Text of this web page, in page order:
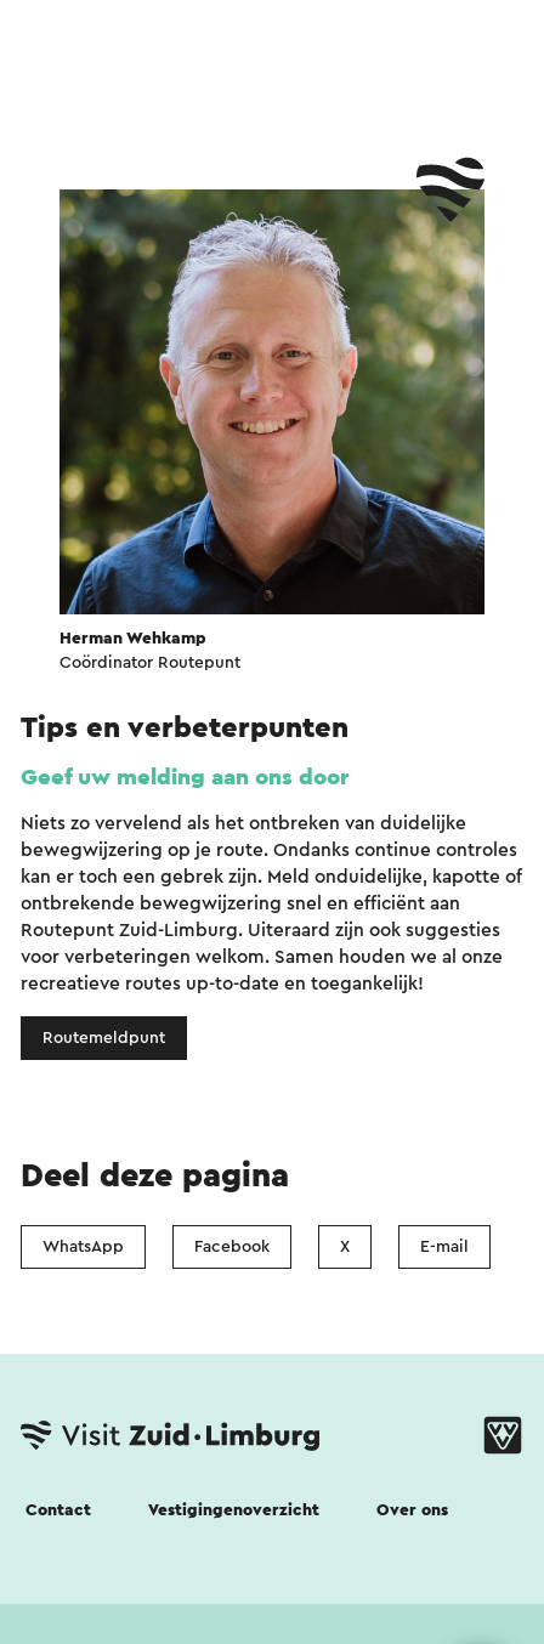
Herman Wehkamp
Coördinator Routepunt
Tips en verbeterpunten
Geef uw melding aan ons door
Niets zo vervelend als het ontbreken van duidelijke
bewegwijzering op je route. Ondanks continue controles
kan er toch een gebrek zijn. Meld onduidelijke, kapotte of
ontbrekende bewegwijzering snel en efficiënt aan
Routepunt Zuid-Limburg. Uiteraard zijn ook suggesties
voor verbeteringen welkom. Samen houden we al onze
recreatieve routes up-to-date en toegankelijk!
Routemeldpunt
Deel deze pagina
WhatsApp Facebook X E-mail
Contact Vestigingenoverzicht Over ons